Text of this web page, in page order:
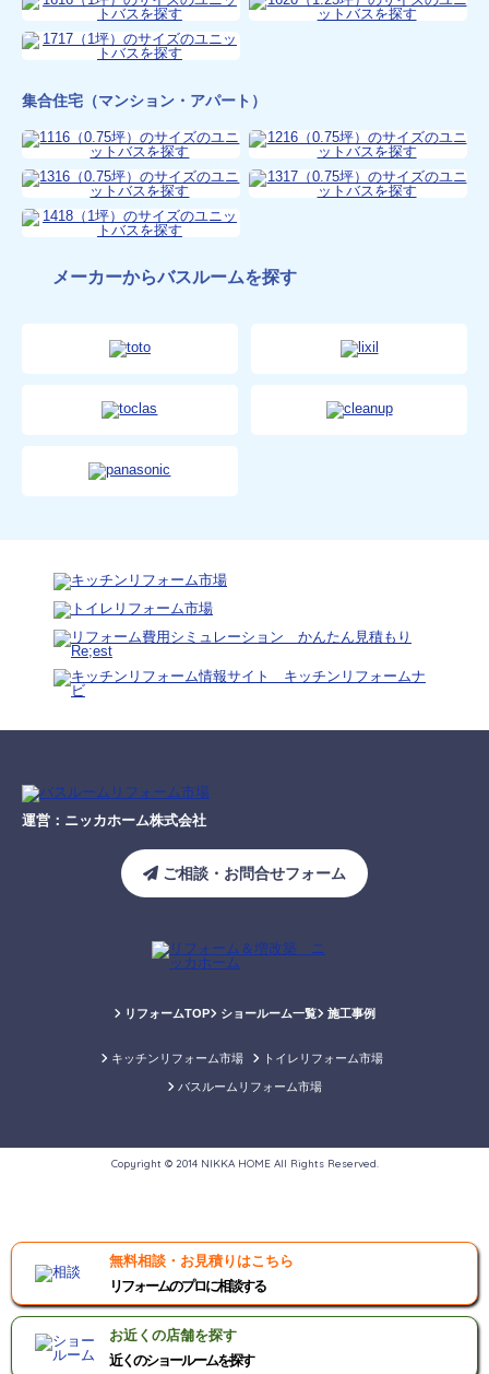
集合住宅（マンション・アパート）
メーカーからバスルームを探す
運営：ニッカホーム株式会社
ご相談・お問合せフォーム
リフォームTOP ショールーム一覧 施工事例
キッチンリフォーム市場 トイレリフォーム市場
バスルームリフォーム市場
Copyright © 2014 NIKKA HOME All Rights Reserved.
無料相談・お見積りはこちら
リフォームのプロに相談する
お近くの店舗を探す
近くのショールームを探す